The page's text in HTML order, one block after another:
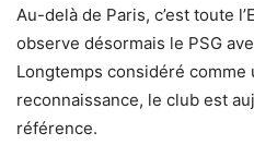
Au-delà de Paris, c’est toute
observe désormais le PSG
Longtemps considéré
reconnaissance, le club est
référence.